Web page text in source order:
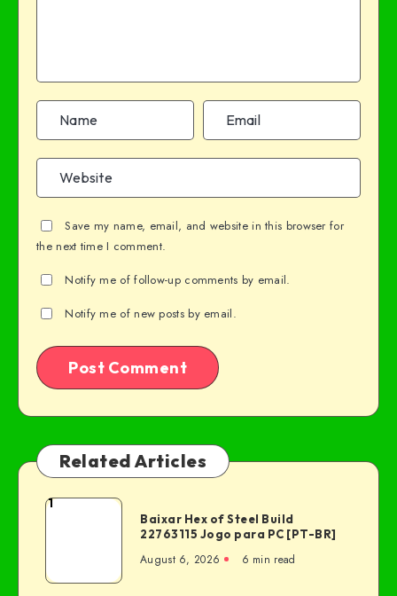
Save my name, email, and website in this browser for
the next time I comment.
Notify me of follow-up comments by email.
Notify me of new posts by email.
Related Articles
1
Baixar Hex of Steel Build
22763115 Jogo para PC [PT-BR]
August 6, 2026 6 min read